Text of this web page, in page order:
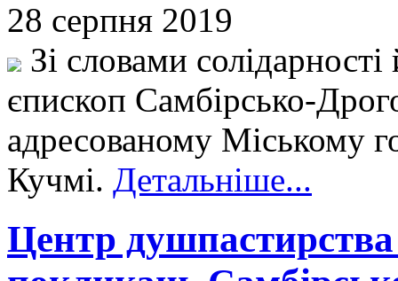
28 серпня 2019
Зі словами
єпископ Самбірсько-
адресованому Міському
Кучмі. Детальніше...
Центр